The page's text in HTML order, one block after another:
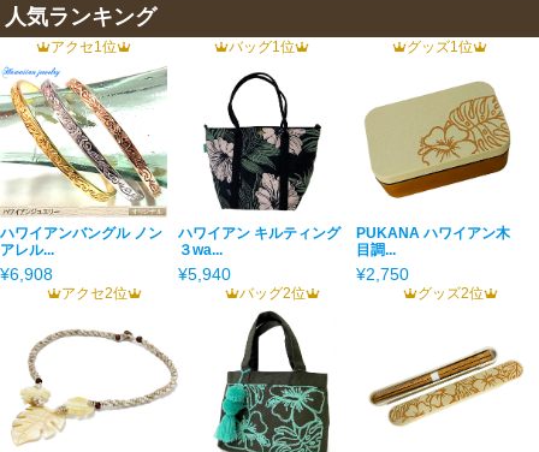
人気ランキング
アクセ1位
ハワイアンバングル ノン
アレル...
¥6,908
バッグ1位
ハワイアン キルティング
３wa...
¥5,940
グッズ1位
PUKANA ハワイアン木
目調...
¥2,750
アクセ2位 バッグ2位 グッズ2位